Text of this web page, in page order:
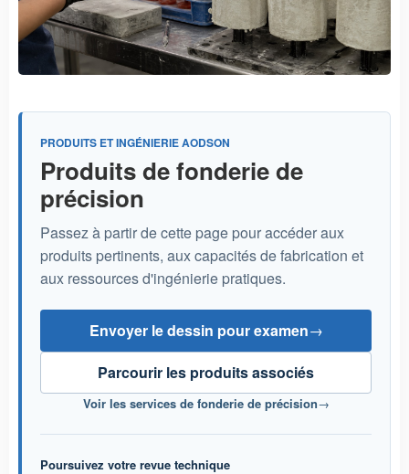
PRODUITS ET INGÉNIERIE AODSON
Produits de fonderie de
précision
Passez à partir de cette page pour accéder aux
produits pertinents, aux capacités de fabrication et
aux ressources d'ingénierie pratiques.
Envoyer le dessin pour examen→
Parcourir les produits associés
Voir les services de fonderie de précision→
Poursuivez votre revue technique